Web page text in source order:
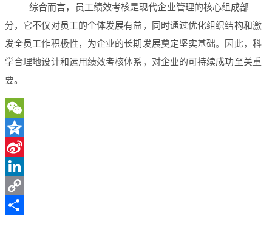
综合而言，员工绩效考核是现代企业管理的核心组成部
分，它不仅对员工的个体发展有益，同时通过优化组织结构和激
发全员工作积极性，为企业的长期发展奠定坚实基础。因此，科
学合理地设计和运用绩效考核体系，对企业的可持续成功至关重
要。
WeChat
Qzone
Sina
Weibo
LinkedIn
Copy